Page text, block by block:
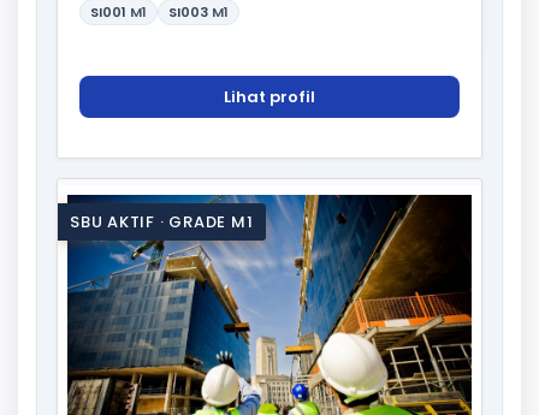
SI001 M1 SI003 M1
Lihat profil
SBU AKTIF · GRADE M1